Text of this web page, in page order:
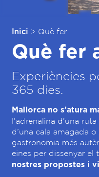
Inici > Què fer
Què fer
Experiències
365 dies.
Mallorca no s’atura
l’adrenalina d’una
d’una cala amagada
gastronomia més
eines per dissenyar el
nostres propostes i